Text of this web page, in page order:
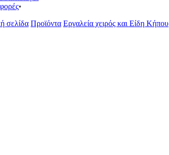
σελίδα Προϊόντα Εργαλεία χειρός και Είδη Κήπου